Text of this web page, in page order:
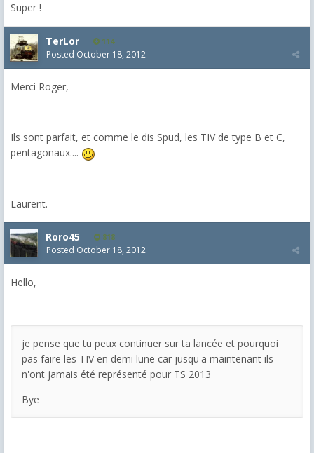
Super !
TerLor 114
Posted October 18, 2012
Merci Roger,
Ils sont parfait, et comme le dis Spud, les TIV de type B et C,
pentagonaux....
Laurent.
Roro45 818
Posted October 18, 2012
Hello,
je pense que tu peux continuer sur ta lancée et pourquoi
pas faire les TIV en demi lune car jusqu'a maintenant ils
n'ont jamais été représenté pour TS 2013
Bye